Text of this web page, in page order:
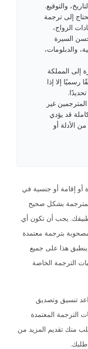
والتوقيع.
إلى ترجمة
الزواج،
السيرة
والدبلومات،
إلى المملكة
رسميًا إلا إذا
غير
قد يؤدي
الأدلة أو
أو إقامة أو جنسية في
بشكل صحيح
يجب أن تكون أي
مصحوبة بترجمة معتمدة
ينطبق هذا على جميع
الترجمة الخاصة
تنسيق وتصديق
الترجمة المعتمدة
منك تقديم المزيد من
طلبك.